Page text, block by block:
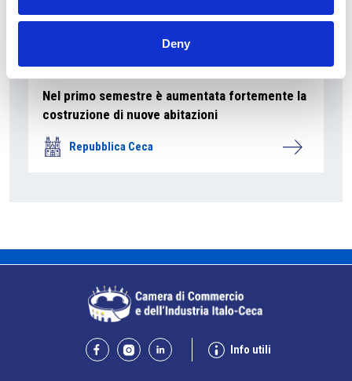
Deny
Nel primo semestre è aumentata fortemente la
costruzione di nuove abitazioni
Repubblica Ceca
Info utili